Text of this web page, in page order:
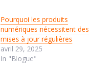
Pourquoi les produits
numériques nécessitent des
mises à jour régulières
avril 29, 2025
In "Blogue"